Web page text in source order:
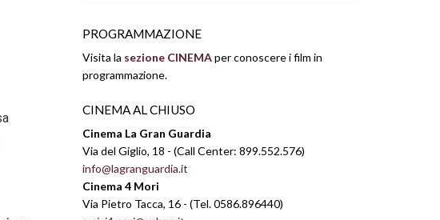
PROGRAMMAZIONE
Visita la sezione CINEMAper conoscere i film in
programmazione.
CINEMA AL CHIUSO
Cinema La Gran Guardia
Via del Giglio, 18 - (Call Center: 899.552.576)
info@lagranguardia.it
Cinema 4 Mori
Via Pietro Tacca, 16 - (Tel. 0586.896440)